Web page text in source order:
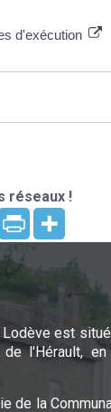
d'exécution
réseaux !
est
l'Hérault, en
de la